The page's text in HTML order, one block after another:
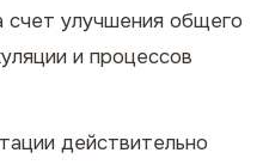
счет улучшения общего
и процессов
действительно